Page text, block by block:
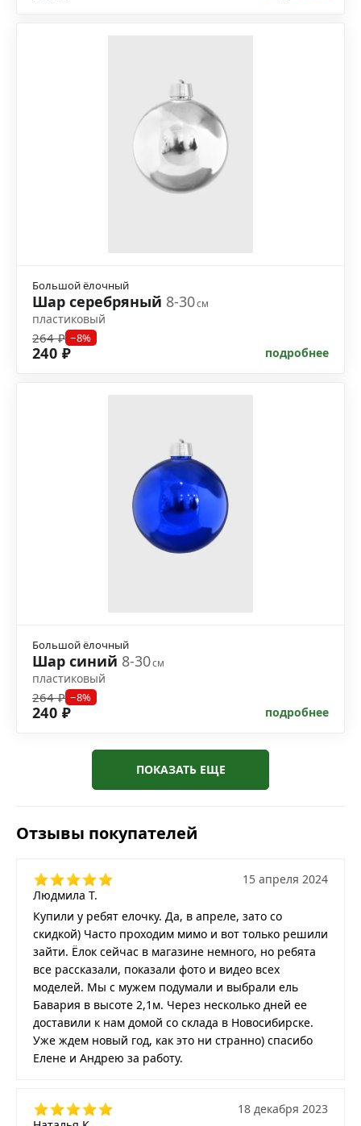
Большой ёлочный
Шар серебряный 8-30см
пластиковый
264 ₽ −8%
240 ₽ подробнее
Большой ёлочный
Шар синий 8-30см
пластиковый
264 ₽ −8%
240 ₽ подробнее
ПОКАЗАТЬ ЕЩЕ
Отзывы покупателей
Людмила Т.
15 апреля 2024
Купили у ребят елочку. Да, в апреле, зато со
скидкой) Часто проходим мимо и вот только решили
зайти. Ёлок сейчас в магазине немного, но ребята
все рассказали, показали фото и видео всех
моделей. Мы с мужем подумали и выбрали ель
Бавария в высоте 2,1м. Через несколько дней ее
доставили к нам домой со склада в Новосибирске.
Уже ждем новый год, как это ни странно) спасибо
Елене и Андрею за работу.
18 декабря 2023